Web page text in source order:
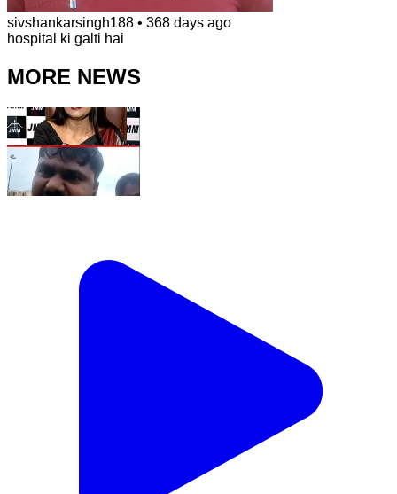
sivshankarsingh188 • 368 days ago
hospital ki galti hai
MORE NEWS